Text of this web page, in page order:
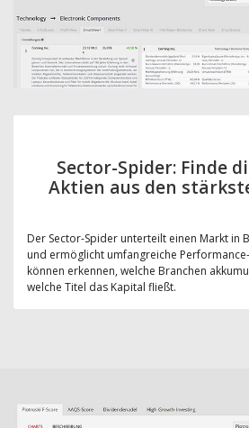
Sector-Spider: Finde
Aktien aus den
Der Sector-Spider unterteilt einen Markt in
und ermöglicht umfangreiche
können erkennen, welche Branchen
welche Titel das Kapital fließt.